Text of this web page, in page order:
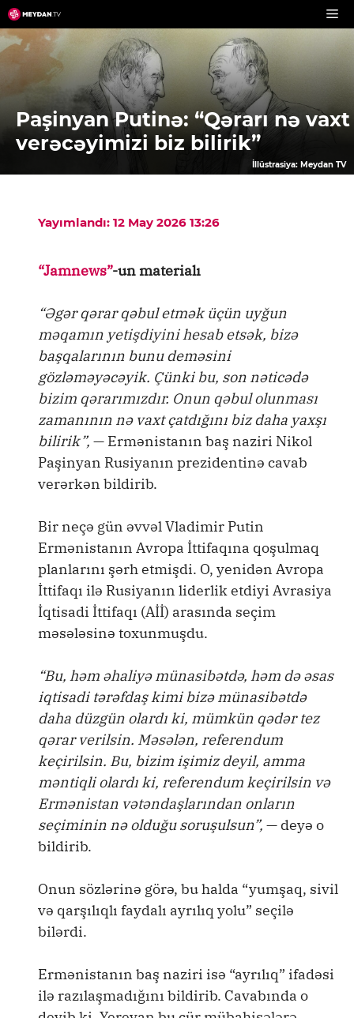
Skip
to
content
Paşinyan Putinə: “Qərarı nə vaxt
verəcəyimizi biz bilirik”
İllüstrasiya: Meydan TV
Yayımlandı: 12 May 2026 13:26
“Jamnews”-un materialı
“Əgər qərar qəbul etmək üçün uyğun
məqamın yetişdiyini hesab etsək, bizə
başqalarının bunu deməsini
gözləməyəcəyik. Çünki bu, son nəticədə
bizim qərarımızdır. Onun qəbul olunması
zamanının nə vaxt çatdığını biz daha yaxşı
bilirik”, — Ermənistanın baş naziri Nikol
Paşinyan Rusiyanın prezidentinə cavab
verərkən bildirib.
Bir neçə gün əvvəl Vladimir Putin
Ermənistanın Avropa İttifaqına qoşulmaq
planlarını şərh etmişdi. O, yenidən Avropa
İttifaqı ilə Rusiyanın liderlik etdiyi Avrasiya
İqtisadi İttifaqı (Aİİ) arasında seçim
məsələsinə toxunmuşdu.
“Bu, həm əhaliyə münasibətdə, həm də əsas
iqtisadi tərəfdaş kimi bizə münasibətdə
daha düzgün olardı ki, mümkün qədər tez
qərar verilsin. Məsələn, referendum
keçirilsin. Bu, bizim işimiz deyil, amma
məntiqli olardı ki, referendum keçirilsin və
Ermənistan vətəndaşlarından onların
seçiminin nə olduğu soruşulsun”, — deyə o
bildirib.
Onun sözlərinə görə, bu halda “yumşaq, sivil
və qarşılıqlı faydalı ayrılıq yolu” seçilə
bilərdi.
Ermənistanın baş naziri isə “ayrılıq” ifadəsi
ilə razılaşmadığını bildirib. Cavabında o